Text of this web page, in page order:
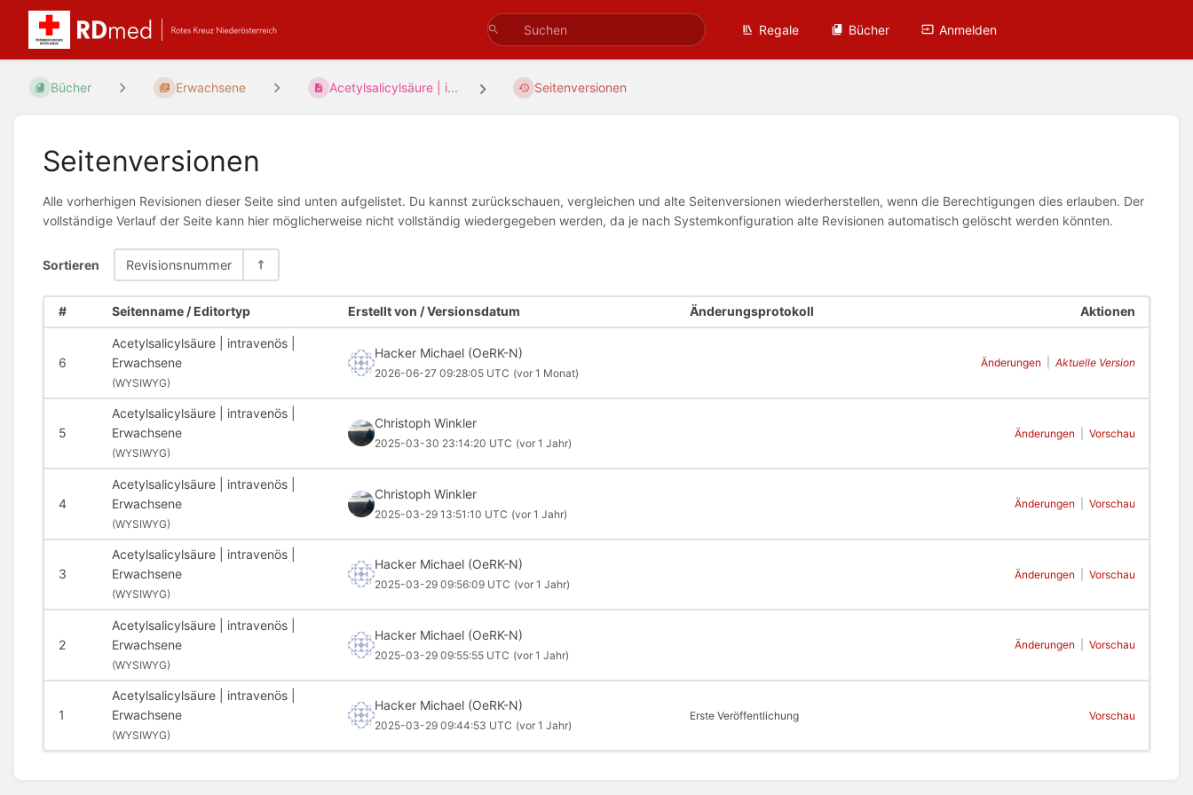
Regale Bücher Anmelden
Bücher Erwachsene Acetylsalicylsäure | i... Seitenversionen
Seitenversionen
Alle vorherhigen Revisionen dieser Seite sind unten aufgelistet. Du kannst zurückschauen, vergleichen und alte Seitenversionen wiederherstellen, wenn die Berechtigungen dies erlauben. Der
vollständige Verlauf der Seite kann hier möglicherweise nicht vollständig wiedergegeben werden, da je nach Systemkonfiguration alte Revisionen automatisch gelöscht werden könnten.
Sortieren Revisionsnummer
# Seitenname / Editortyp Erstellt von / Versionsdatum Änderungsprotokoll Aktionen
6
Acetylsalicylsäure | intravenös |
Erwachsene
(WYSIWYG)
Hacker Michael (OeRK-N)
2026-06-27 09:28:05 UTC (vor 1 Monat)
Änderungen Aktuelle Version
5
Acetylsalicylsäure | intravenös |
Erwachsene
(WYSIWYG)
Christoph Winkler
2025-03-30 23:14:20 UTC (vor 1 Jahr)
Änderungen Vorschau
4
Acetylsalicylsäure | intravenös |
Erwachsene
(WYSIWYG)
Christoph Winkler
2025-03-29 13:51:10 UTC (vor 1 Jahr)
Änderungen Vorschau
3
Acetylsalicylsäure | intravenös |
Erwachsene
(WYSIWYG)
Hacker Michael (OeRK-N)
2025-03-29 09:56:09 UTC (vor 1 Jahr)
Änderungen Vorschau
2
Acetylsalicylsäure | intravenös |
Erwachsene
(WYSIWYG)
Hacker Michael (OeRK-N)
2025-03-29 09:55:55 UTC (vor 1 Jahr)
Änderungen Vorschau
1
Acetylsalicylsäure | intravenös |
Erwachsene
(WYSIWYG)
Hacker Michael (OeRK-N)
2025-03-29 09:44:53 UTC (vor 1 Jahr)
Erste Veröffentlichung Vorschau